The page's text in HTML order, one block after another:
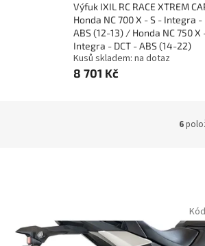
Výfuk IXIL RC RACE XTREM
Honda NC 700 X - S - Integra -
ABS (12-13) / Honda NC 750 X
Integra - DCT - ABS (14-22)
Kusů skladem: na dotaz
8 701 Kč
6